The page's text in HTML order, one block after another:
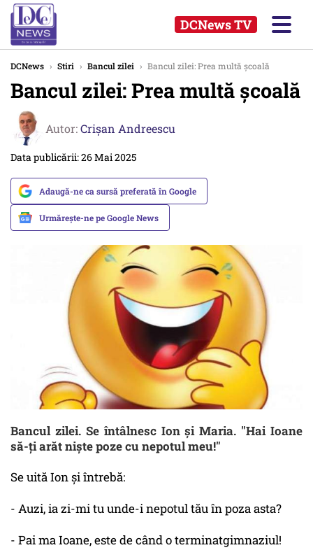
DCNews TV
DCNews › Stiri › Bancul zilei › Bancul zilei: Prea multă școală
Bancul zilei: Prea multă școală
Autor:Crişan Andreescu
Data publicării: 26 Mai 2025
Adaugă-ne ca sursă preferată în Google
Urmărește-ne pe Google News
Bancul zilei. Se întâlnesc Ion și Maria. "Hai Ioane
să-ți arăt niște poze cu nepotul meu!"
Se uită Ion și întrebă:
- Auzi, ia zi-mi tu unde-i nepotul tău în poza asta?
- Pai ma Ioane, este de când o terminatgimnaziul!